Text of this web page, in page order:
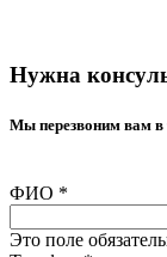
Нужна
Мы перезвоним вам в
ФИО *
Это поле